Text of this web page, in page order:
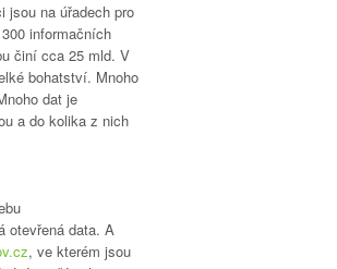
jsou na úřadech pro
informačních
činí cca 25 mld. V
bohatství. Mnoho
dat je
a do kolika z nich
otevřená data. A
, ve kterém jsou